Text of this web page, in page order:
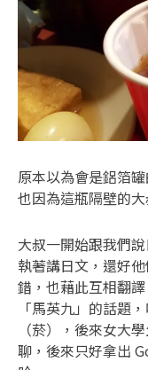
原本以為會是鋁箔
也因為這瓶隔壁的
大叔一開始跟我們
執著講日文，還好
錯，也藉此互相翻
「馬英九」的話題
（菸），後來女大
聊，後來只好拿出